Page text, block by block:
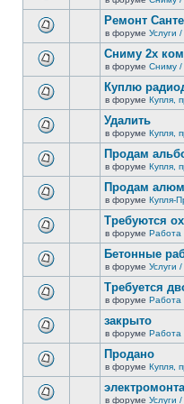
новых
непрочитанных
сообщений.
новых
непрочитанных
сообщений.
новых
непрочитанных
сообщений.
Ремонт
в форуме Услуги
новых
непрочитанных
сообщений.
Сниму 2х
в форуме Сниму
новых
непрочитанных
сообщений.
Куплю
в форуме Купля,
новых
непрочитанных
сообщений.
Удалить
в форуме Купля,
новых
непрочитанных
сообщений.
Продам
в форуме Купля,
новых
непрочитанных
сообщений.
Продам
в форуме Купля-
новых
непрочитанных
сообщений.
Требуются
в форуме Работа
новых
непрочитанных
сообщений.
Бетонные
в форуме Услуги
новых
непрочитанных
сообщений.
Требуется
в форуме Работа
новых
непрочитанных
сообщений.
закрыто
в форуме Работа
Продано
в форуме Купля,
в форуме Услуги